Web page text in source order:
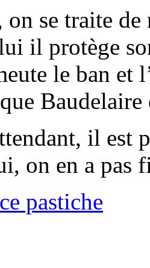
se traite de
il protège
le ban et
il est
on en a pas
pastiche